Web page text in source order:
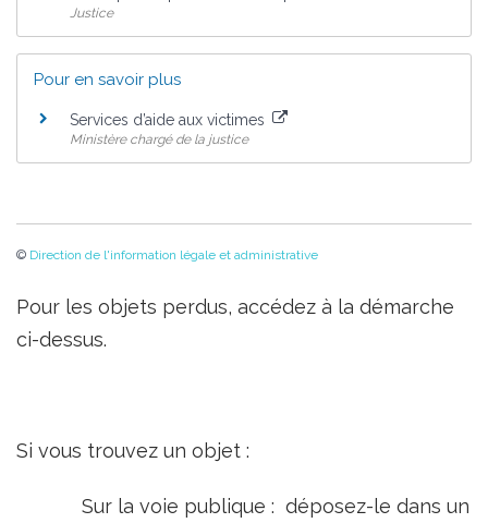
Justice
Pour en savoir plus
Services d’aide aux victimes
Ministère chargé de la justice
© Direction de l'information légale et administrative
Pour les objets perdus, accédez à la démarche
ci-dessus.
Si vous trouvez un objet :
Sur la voie publique : déposez-le dans un